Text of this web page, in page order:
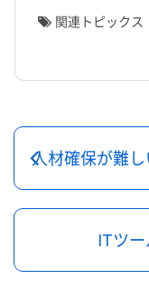
関連トピックス
ITツ